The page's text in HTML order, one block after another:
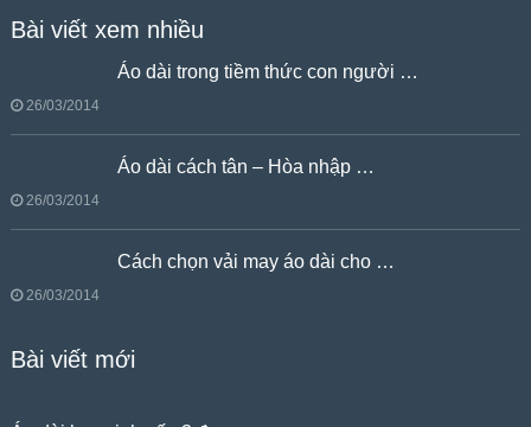
Bài viết xem nhiều
Áo dài trong tiềm thức con người …
26/03/2014
Áo dài cách tân – Hòa nhập …
26/03/2014
Cách chọn vải may áo dài cho …
26/03/2014
Bài viết mới